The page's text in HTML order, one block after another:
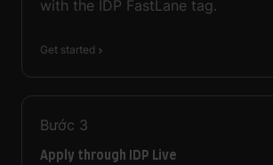
with the IDP FastLane tag.
Get started
Bước 3
Apply through IDP Live